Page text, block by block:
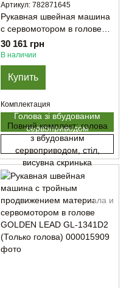
Артикул: 782871645
Рукавная швейная машина
с сервомотором в голове
GOLDEN LEAD GL-2628D
(под Окантователь )
30 161 грн
В наличии
Купить
Комплектация
Голова зі вбудованим
сервоприводом
Повний комплект: голова
з вбудованим
сервоприводом, стіл,
висувна скринька